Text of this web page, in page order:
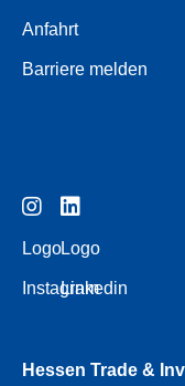
Anfahrt
Barriere melden
Logo
Instagram
Logo
Linkedin
Hessen Trade &